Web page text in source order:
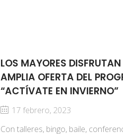
LOS MAYORES DISFRUTAN
AMPLIA OFERTA DEL
“ACTÍVATE EN INVIERNO”
17 febrero, 2023
Con talleres, bingo, baile,